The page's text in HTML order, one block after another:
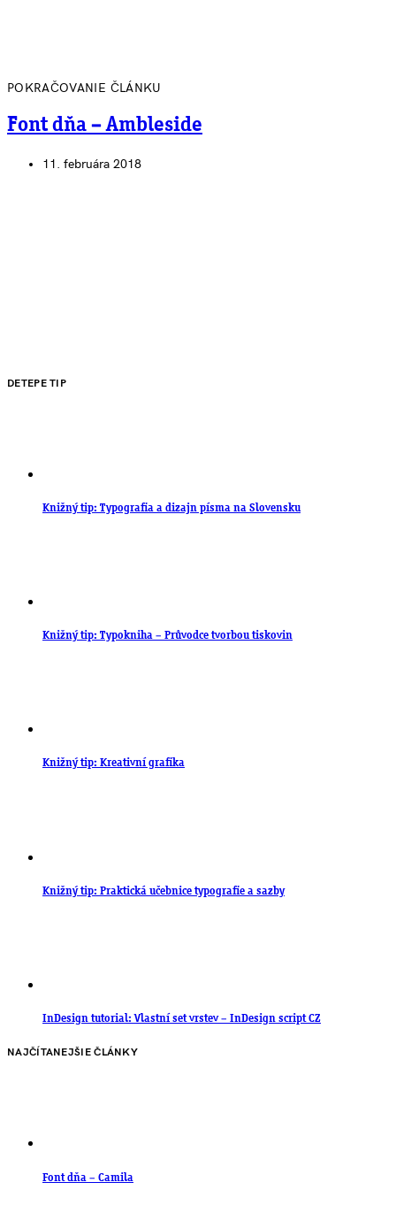
POKRAČOVANIE ČLÁNKU
Font dňa – Ambleside
11. februára 2018
DETEPE TIP
Knižný tip: Typografia a dizajn písma na Slovensku
Knižný tip: Typokniha – Průvodce tvorbou tiskovin
Knižný tip: Kreativní grafika
Knižný tip: Praktická učebnice typografie a sazby
InDesign tutorial: Vlastní set vrstev – InDesign script CZ
NAJČÍTANEJŠIE ČLÁNKY
Font dňa – Camila